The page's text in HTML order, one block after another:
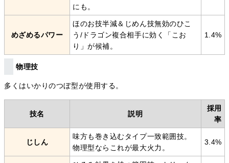
にも。
めざめるパワー
ほのお技半減＆じめん技無効のひこ
う/ドラゴン複合相手に効く「こお
り」が候補。
1.4%
物理技
多くはいかりのつぼ型が使用する。
技名 説明
採用
率
じしん
味方も巻き込むタイプ一致範囲技。
物理型ならこれが最大火力。
3.4%